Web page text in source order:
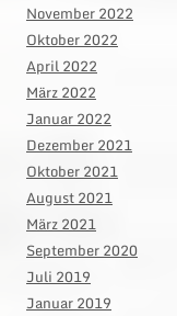
November 2022
Oktober 2022
April 2022
März 2022
Januar 2022
Dezember 2021
Oktober 2021
August 2021
März 2021
September 2020
Juli 2019
Januar 2019